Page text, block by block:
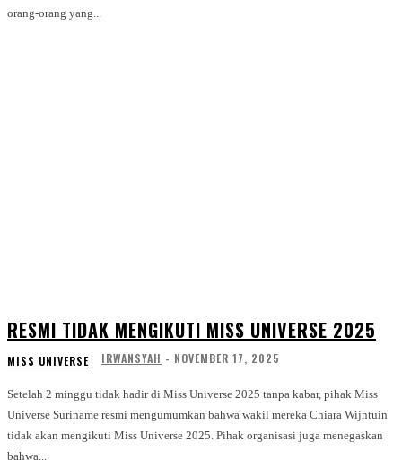
orang-orang yang...
RESMI TIDAK MENGIKUTI MISS UNIVERSE 2025
MISS UNIVERSE IRWANSYAH - NOVEMBER 17, 2025
Setelah 2 minggu tidak hadir di Miss Universe 2025 tanpa kabar, pihak Miss
Universe Suriname resmi mengumumkan bahwa wakil mereka Chiara Wijntuin
tidak akan mengikuti Miss Universe 2025. Pihak organisasi juga menegaskan
bahwa...